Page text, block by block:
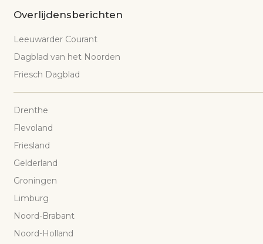
Overlijdensberichten
Leeuwarder Courant
Dagblad van het Noorden
Friesch Dagblad
Drenthe
Flevoland
Friesland
Gelderland
Groningen
Limburg
Noord-Brabant
Noord-Holland